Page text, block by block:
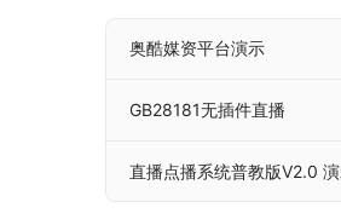
奥酷媒资平台演示
GB28181无插件直播
直播点播系统普教版V2.0